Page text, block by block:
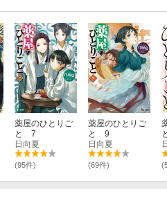
薬屋のひとりご
と 7
日向夏
(95件)
薬屋のひとりご
と 9
日向夏
(69件)